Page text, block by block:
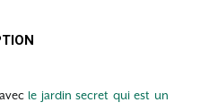
le jardin secret qui est un